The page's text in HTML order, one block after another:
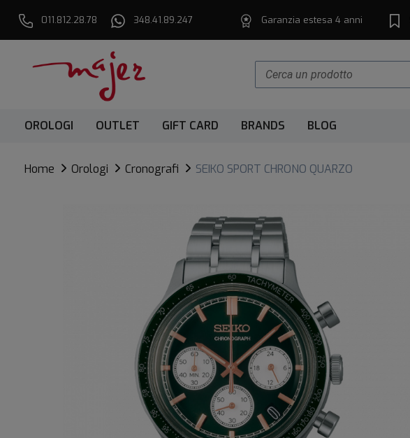
011.812.28.78 348.41.89.247 Garanzia estesa 4 anni
OROLOGI OUTLET GIFT CARD BRANDS BLOG
Home Orologi Cronografi SEIKO SPORT CHRONO QUARZO